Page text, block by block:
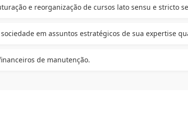
e reorganização de cursos lato sensu e stricto
em assuntos estratégicos de sua expertise
de manutenção.